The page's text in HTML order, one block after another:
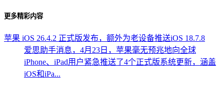
更多精彩内容
苹果 iOS 26.4.2 正式版发布，额外为老设备推送iOS 18.7.8
爱思助手消息，4月23日，苹果毫无预兆地向全球
iPhone、iPad用户紧急推送了4个正式版系统更新，涵盖
iOS和iPa...